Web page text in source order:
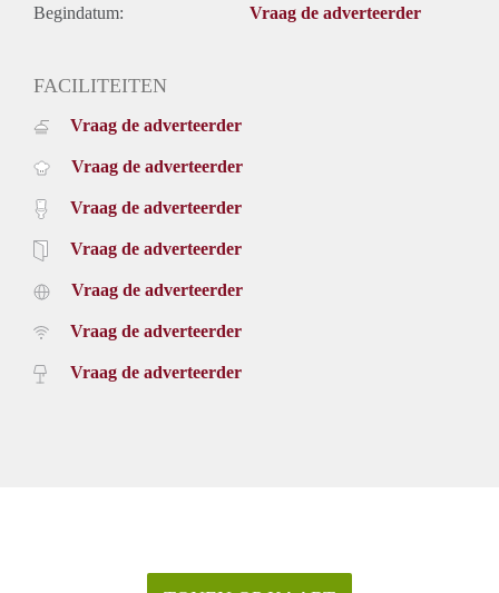
Begindatum: Vraag de adverteerder
FACILITEITEN
Vraag de adverteerder
Vraag de adverteerder
Vraag de adverteerder
Vraag de adverteerder
Vraag de adverteerder
Vraag de adverteerder
Vraag de adverteerder